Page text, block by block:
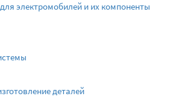
электромобилей и их компоненты
деталей